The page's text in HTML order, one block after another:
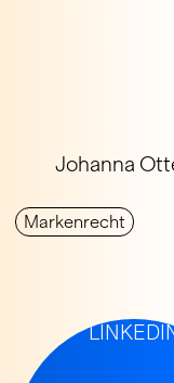
Johanna
Mar­ken­recht